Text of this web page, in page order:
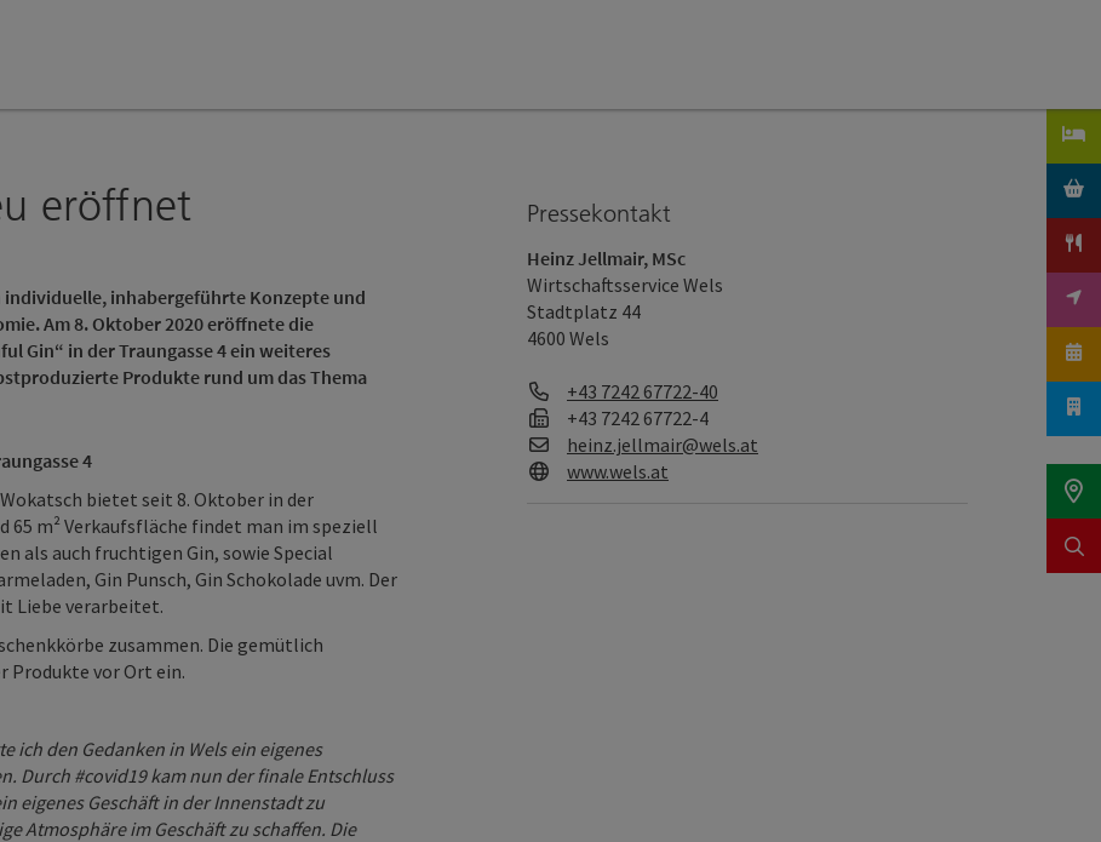
eröffnet
inhabergeführte Konzepte und
Am 8. Oktober 2020 eröffnete die
Gin“ in der Traungasse 4 ein weiteres
Produkte rund um das Thema
4
bietet seit 8. Oktober in der
65 m² Verkaufsfläche findet man im speziell
als auch fruchtigen Gin, sowie Special
Gin Punsch, Gin Schokolade uvm. Der
Liebe verarbeitet.
zusammen. Die gemütlich
Produkte vor Ort ein.
ich den Gedanken in Wels ein eigenes
Durch #covid19 kam nun der finale Entschluss
eigenes Geschäft in der Innenstadt zu
Atmosphäre im Geschäft zu schaffen. Die
Pressekontakt
Heinz Jellmair, MSc
Wirtschaftsservice Wels
Stadtplatz 44
4600 Wels
Telefon
+43 7242 67722-40
Fax
+43 7242 67722-4
E-Mail
heinz.jellmair@wels.at
Web
www.wels.at